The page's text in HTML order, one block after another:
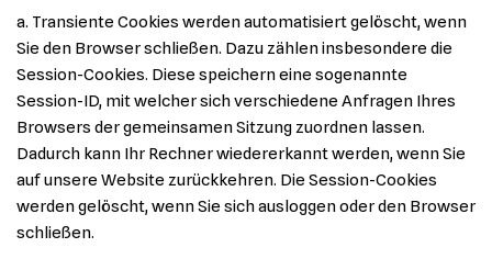
a. Transiente Cookies werden automatisiert gelöscht, wenn
Sie den Browser schließen. Dazu zählen insbesondere die
Session-Cookies. Diese speichern eine sogenannte
Session-ID, mit welcher sich verschiedene Anfragen Ihres
Browsers der gemeinsamen Sitzung zuordnen lassen.
Dadurch kann Ihr Rechner wiedererkannt werden, wenn Sie
auf unsere Website zurückkehren. Die Session-Cookies
werden gelöscht, wenn Sie sich ausloggen oder den Browser
schließen.